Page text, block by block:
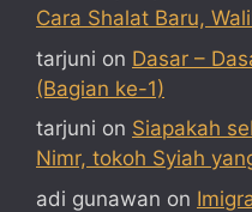
Cara Shalat Baru,
tarjuni on Dasar –
(Bagian ke-1)
tarjuni on Siapakah
Nimr, tokoh Syiah
adi gunawan on